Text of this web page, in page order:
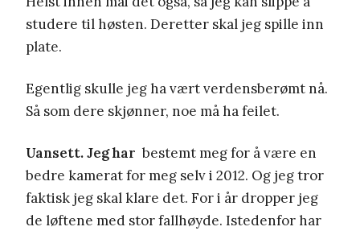
studere til høsten. Deretter skal jeg spille inn
plate.
Egentlig skulle jeg ha vært verdensberømt nå.
Så som dere skjønner, noe må ha feilet.
Uansett. Jeg har bestemt meg for å være en
bedre kamerat for meg selv i 2012. Og jeg tror
faktisk jeg skal klare det. For i år dropper jeg
de løftene med stor fallhøyde. Istedenfor har